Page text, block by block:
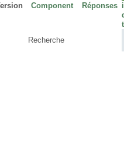
Component Réponses
Recherche